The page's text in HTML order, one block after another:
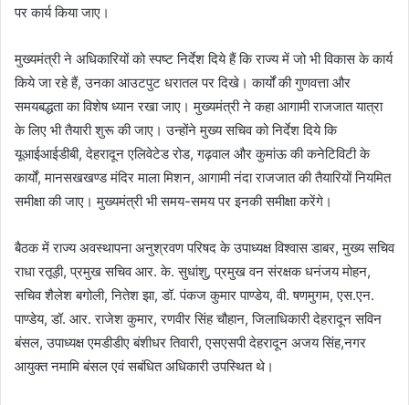
पर कार्य किया जाए।
मुख्यमंत्री ने अधिकारियों को स्पष्ट निर्देश दिये हैं कि राज्य में जो भी विकास के कार्य
किये जा रहे हैं, उनका आउटपुट धरातल पर दिखे। कार्यों की गुणवत्ता और
समयबद्धता का विशेष ध्यान रखा जाए। मुख्यमंत्री ने कहा आगामी राजजात यात्रा
के लिए भी तैयारी शुरू की जाए। उन्होंने मुख्य सचिव को निर्देश दिये कि
यूआईआईडीबी, देहरादून एलिवेटेड रोड, गढ़वाल और कुमांऊ की कनेटिविटी के
कार्यों, मानसखखण्ड मंदिर माला मिशन, आगामी नंदा राजजात की तैयारियों नियमित
समीक्षा की जाए। मुख्यमंत्री भी समय-समय पर इनकी समीक्षा करेंगे।
बैठक में राज्य अवस्थापना अनुश्रवण परिषद के उपाध्यक्ष विश्वास डाबर, मुख्य सचिव
राधा रतूड़ी, प्रमुख सचिव आर. के. सुधांशु, प्रमुख वन संरक्षक धनंजय मोहन,
सचिव शैलेश बगोली, नितेश झा, डॉ. पंकज कुमार पाण्डेय, वी. षणमुगम, एस.एन.
पाण्डेय, डॉ. आर. राजेश कुमार, रणवीर सिंह चौहान, जिलाधिकारी देहरादून सविन
बंसल, उपाध्यक्ष एमडीडीए बंशीधर तिवारी, एसएसपी देहरादून अजय सिंह,नगर
आयुक्त नमामि बंसल एवं सबंधित अधिकारी उपस्थित थे।